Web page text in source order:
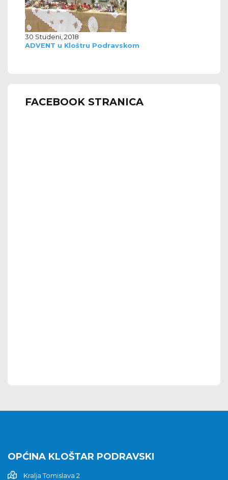
30 Studeni, 2018
ADVENT u Kloštru Podravskom
FACEBOOK STRANICA
OPĆINA KLOŠTAR PODRAVSKI
Kralja Tomislava 2